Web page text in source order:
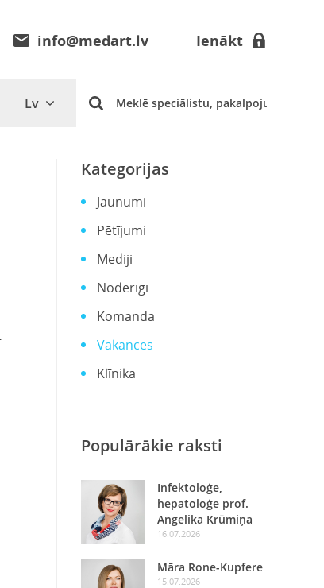
info@medart.lv Ienākt
Lv
Kategorijas
Jaunumi
Pētījumi
Mediji
Noderīgi
Komanda
Vakances
Klīnika
Populārākie raksti
Infektoloģe,
hepatoloģe prof.
Angelika Krūmiņa
16.07.2026
Māra Rone-Kupfere
15.07.2026